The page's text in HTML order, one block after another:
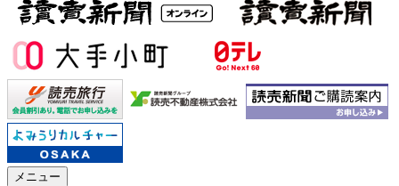
メニュー